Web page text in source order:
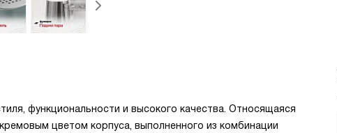
функциональности и высокого качества. Относящаяся
цветом корпуса, выполненного из комбинации